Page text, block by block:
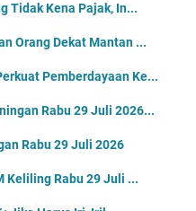
Tidak Kena Pajak, In...
Orang Dekat Mantan ...
Pemberdayaan Ke...
Rabu 29 Juli 2026...
Rabu 29 Juli 2026
Keliling Rabu 29 Juli ...